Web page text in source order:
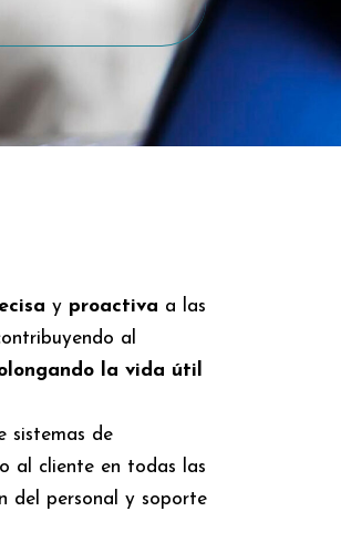
y proactiva a las
al
la vida útil
sistemas de
al cliente en todas las
del personal y soporte